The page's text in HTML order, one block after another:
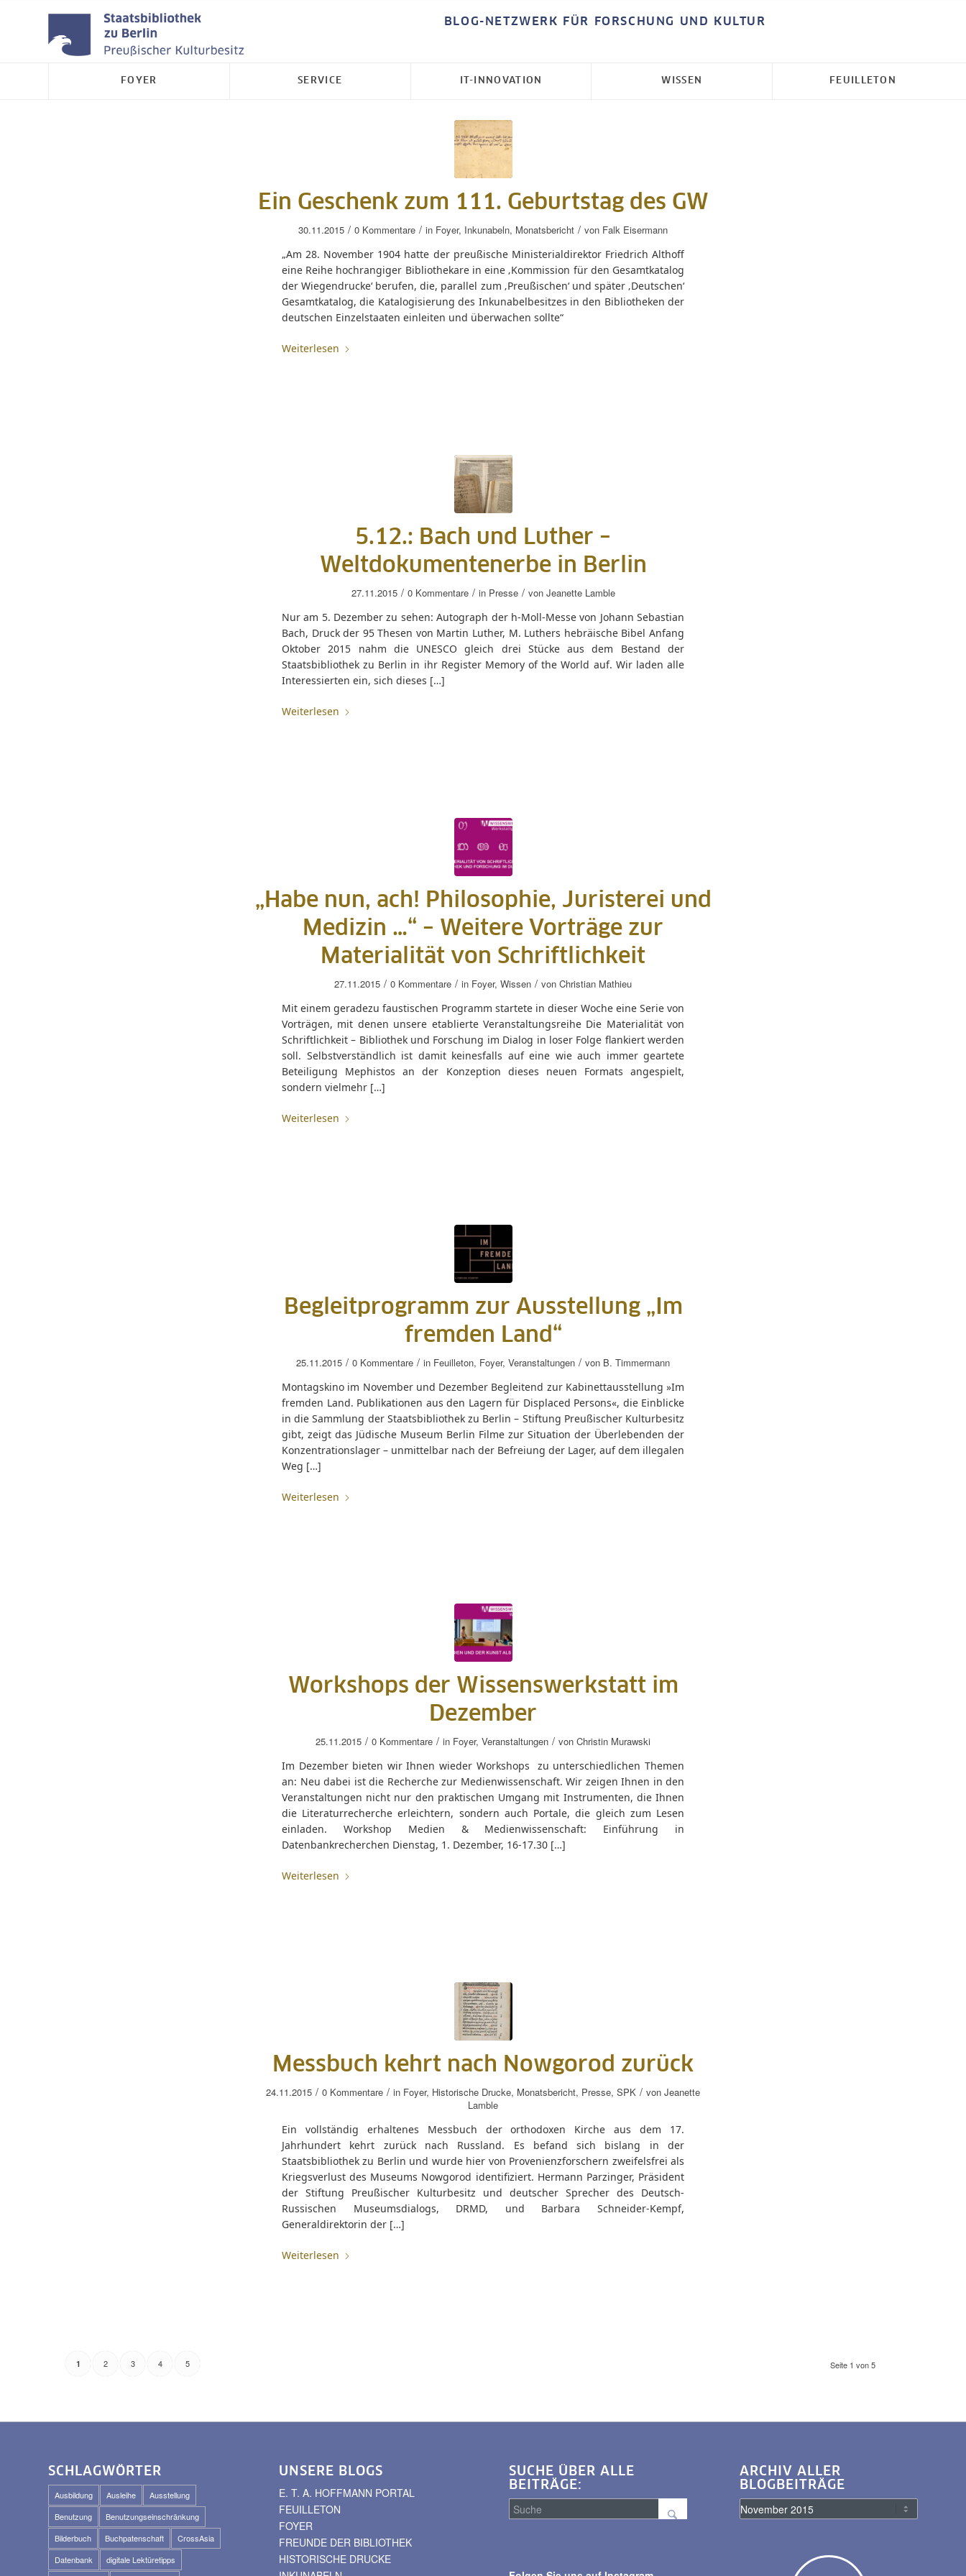
BLOG-NETZWERK FÜR FORSCHUNG UND KULTUR
FOYER SERVICE IT-INNOVATION WISSEN FEUILLETON
Ein Geschenk zum 111. Geburtstag des GW
30.11.2015 / 0 Kommentare / in Foyer, Inkunabeln, Monatsbericht / von Falk Eisermann
„Am 28. November 1904 hatte der preußische Ministerialdirektor Friedrich Althoff
eine Reihe hochrangiger Bibliothekare in eine ‚Kommission für den Gesamtkatalog
der Wiegendrucke‘ berufen, die, parallel zum ‚Preußischen‘ und später ‚Deutschen‘
Gesamtkatalog, die Katalogisierung des Inkunabelbesitzes in den Bibliotheken der
deutschen Einzelstaaten einleiten und überwachen sollte“
Weiterlesen
5.12.: Bach und Luther –
Weltdokumentenerbe in Berlin
27.11.2015 / 0 Kommentare / in Presse / von Jeanette Lamble
Nur am 5. Dezember zu sehen: Autograph der h-Moll-Messe von Johann Sebastian
Bach, Druck der 95 Thesen von Martin Luther, M. Luthers hebräische Bibel Anfang
Oktober 2015 nahm die UNESCO gleich drei Stücke aus dem Bestand der
Staatsbibliothek zu Berlin in ihr Register Memory of the World auf. Wir laden alle
Interessierten ein, sich dieses […]
Weiterlesen
„Habe nun, ach! Philosophie, Juristerei und
Medizin …“ – Weitere Vorträge zur
Materialität von Schriftlichkeit
27.11.2015 / 0 Kommentare / in Foyer, Wissen / von Christian Mathieu
Mit einem geradezu faustischen Programm startete in dieser Woche eine Serie von
Vorträgen, mit denen unsere etablierte Veranstaltungsreihe Die Materialität von
Schriftlichkeit – Bibliothek und Forschung im Dialog in loser Folge flankiert werden
soll. Selbstverständlich ist damit keinesfalls auf eine wie auch immer geartete
Beteiligung Mephistos an der Konzeption dieses neuen Formats angespielt,
sondern vielmehr […]
Weiterlesen
Begleitprogramm zur Ausstellung „Im
fremden Land“
25.11.2015 / 0 Kommentare / in Feuilleton, Foyer, Veranstaltungen / von B. Timmermann
Montagskino im November und Dezember Begleitend zur Kabinettausstellung »Im
fremden Land. Publikationen aus den Lagern für Displaced Persons«, die Einblicke
in die Sammlung der Staatsbibliothek zu Berlin – Stiftung Preußischer Kulturbesitz
gibt, zeigt das Jüdische Museum Berlin Filme zur Situation der Überlebenden der
Konzentrationslager – unmittelbar nach der Befreiung der Lager, auf dem illegalen
Weg […]
Weiterlesen
Workshops der Wissenswerkstatt im
Dezember
25.11.2015 / 0 Kommentare / in Foyer, Veranstaltungen / von Christin Murawski
Im Dezember bieten wir Ihnen wieder Workshops zu unterschiedlichen Themen
an: Neu dabei ist die Recherche zur Medienwissenschaft. Wir zeigen Ihnen in den
Veranstaltungen nicht nur den praktischen Umgang mit Instrumenten, die Ihnen
die Literaturrecherche erleichtern, sondern auch Portale, die gleich zum Lesen
einladen. Workshop Medien & Medienwissenschaft: Einführung in
Datenbankrecherchen Dienstag, 1. Dezember, 16-17.30 […]
Weiterlesen
Messbuch kehrt nach Nowgorod zurück
24.11.2015 / 0 Kommentare / in Foyer, Historische Drucke, Monatsbericht, Presse, SPK / von Jeanette
Lamble
Ein vollständig erhaltenes Messbuch der orthodoxen Kirche aus dem 17.
Jahrhundert kehrt zurück nach Russland. Es befand sich bislang in der
Staatsbibliothek zu Berlin und wurde hier von Provenienzforschern zweifelsfrei als
Kriegsverlust des Museums Nowgorod identifiziert. Hermann Parzinger, Präsident
der Stiftung Preußischer Kulturbesitz und deutscher Sprecher des Deutsch-
Russischen Museumsdialogs, DRMD, und Barbara Schneider-Kempf,
Generaldirektorin der […]
Weiterlesen
Seite 1 von 5
1 2 3 4 5
SCHLAGWÖRTER
Ausbildung Ausleihe
Ausstellung
Benutzung
Benutzungseinschränkung
Bilderbuch
Buchpatenschaft
CrossAsia
Datenbank
digitale Lektüretipps
UNSERE BLOGS
E. T. A. HOFFMANN PORTAL
FEUILLETON
FOYER
FREUNDE DER BIBLIOTHEK
HISTORISCHE DRUCKE
SUCHE ÜBER ALLE
BEITRÄGE:
ARCHIV ALLER
BLOGBEITRÄGE